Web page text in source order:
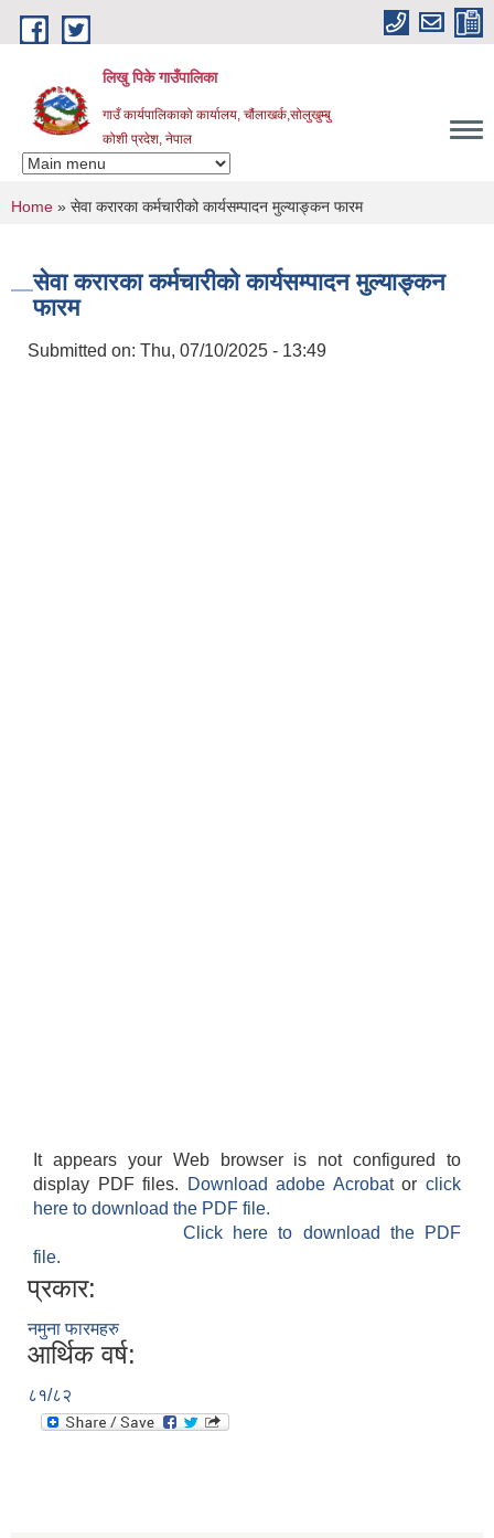
Skip to main content
लिखु पिके गाउँपालिका
गाउँ कार्यपालिकाको कार्यालय, चौंलाखर्क,सोलुखुम्बु
कोशी प्रदेश, नेपाल
You are here
Home » सेवा करारका कर्मचारीको कार्यसम्पादन मुल्याङ्‍कन फारम
सेवा करारका कर्मचारीको कार्यसम्पादन मुल्याङ्‍कन
फारम
Submitted on: Thu, 07/10/2025 - 13:49
It appears your Web browser is not configured to
display PDF files.
Download adobe Acrobatorclick
here to download the PDF file.
Click here to download the PDF
file.
प्रकार:
नमुना फारमहरु
आर्थिक वर्ष:
८१/८२